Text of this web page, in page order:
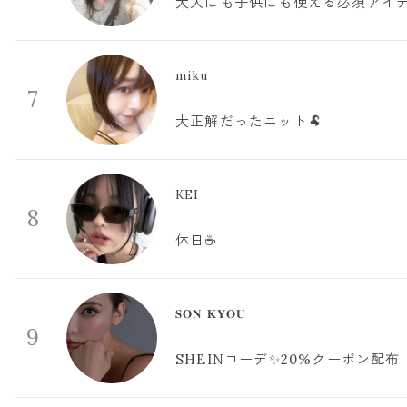
7
miku
大正解だったニット🐏
8
KEI
休日☕️
9
𝐒𝐎𝐍 𝐊𝐘𝐎𝐔
SHEINコーデ✨20%クーポン配布